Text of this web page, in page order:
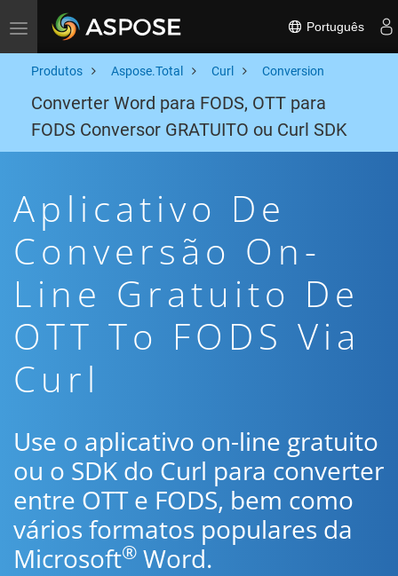
Toggle navigation Português
Produtos Aspose.Total Curl Conversion
Converter Word para FODS, OTT para
FODS Conversor GRATUITO ou Curl SDK
Aplicativo De
Conversão On-
Line Gratuito De
OTT To FODS Via
Curl
Use o aplicativo on-line gratuito
ou o SDK do Curl para converter
entre OTT e FODS, bem como
vários formatos populares da
Microsoft® Word.